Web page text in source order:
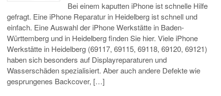
Bei einem kaputten iPhone ist schnelle Hilfe
gefragt. Eine iPhone Reparatur in Heidelberg ist schnell und
einfach. Eine Auswahl der iPhone Werkstätte in Baden-
Württemberg und in Heidelberg finden Sie hier. Viele iPhone
Werkstätte in Heidelberg (69117, 69115, 69118, 69120, 69121)
haben sich besonders auf Displayreparaturen und
Wasserschäden spezialisiert. Aber auch andere Defekte wie
gesprungenes Backcover, […]